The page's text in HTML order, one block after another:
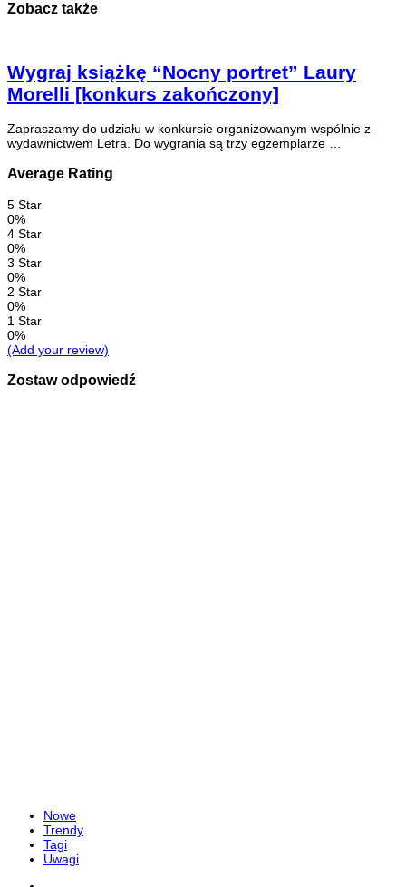
Zobacz także
Wygraj książkę “Nocny portret” Laury
Morelli [konkurs zakończony]
Zapraszamy do udziału w konkursie organizowanym wspólnie z
wydawnictwem Letra. Do wygrania są trzy egzemplarze …
Average Rating
5 Star
0%
4 Star
0%
3 Star
0%
2 Star
0%
1 Star
0%
(Add your review)
Zostaw odpowiedź
Nowe
Trendy
Tagi
Uwagi